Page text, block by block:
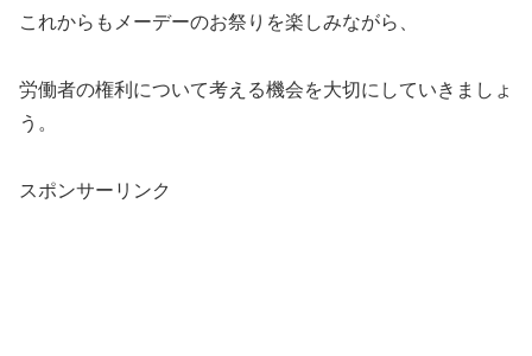
これからもメーデーのお祭りを楽しみながら、
労働者の権利について考える機会を大切にしていきましょ
う。
スポンサーリンク